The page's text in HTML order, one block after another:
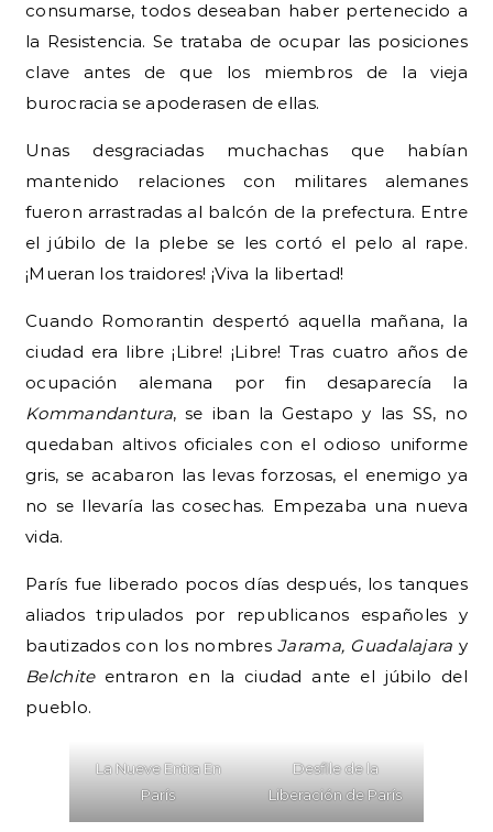
consumarse, todos deseaban haber pertenecido a
la Resistencia. Se trataba de ocupar las posiciones
clave antes de que los miembros de la vieja
burocracia se apoderasen de ellas.
Unas desgraciadas muchachas que habían
mantenido relaciones con militares alemanes
fueron arrastradas al balcón de la prefectura. Entre
el júbilo de la plebe se les cortó el pelo al rape.
¡Mueran los traidores! ¡Viva la libertad!
Cuando Romorantin despertó aquella mañana, la
ciudad era libre ¡Libre! ¡Libre! Tras cuatro años de
ocupación alemana por fin desaparecía la
Kommandantura, se iban la Gestapo y las SS, no
quedaban altivos oficiales con el odioso uniforme
gris, se acabaron las levas forzosas, el enemigo ya
no se llevaría las cosechas. Empezaba una nueva
vida.
París fue liberado pocos días después, los tanques
aliados tripulados por republicanos españoles y
bautizados con los nombresJarama, Guadalajara y
Belchiteentraron en la ciudad ante el júbilo del
pueblo.
La Nueve Entra En
París
Desfile de la
Liberación de París